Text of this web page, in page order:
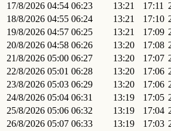
17/8/2026 04:54 06:23 13:21 17:11
18/8/2026 04:55 06:24 13:21 17:10
19/8/2026 04:57 06:25 13:21 17:09
20/8/2026 04:58 06:26 13:20 17:08
21/8/2026 05:00 06:27 13:20 17:07
22/8/2026 05:01 06:28 13:20 17:06
23/8/2026 05:03 06:29 13:20 17:06
24/8/2026 05:04 06:31 13:19 17:05
25/8/2026 05:06 06:32 13:19 17:04
26/8/2026 05:07 06:33 13:19 17:03